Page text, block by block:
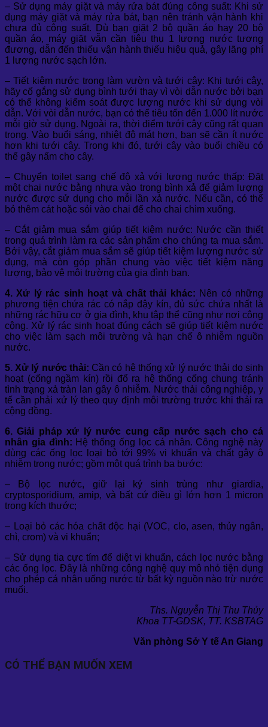
– Sử dụng máy giặt và máy rửa bát đúng công suất: Khi sử
dụng máy giặt và máy rửa bát, bạn nên tránh vận hành khi
chưa đủ công suất. Dù bạn giặt 2 bộ quần áo hay 20 bộ
quần áo, máy giặt vẫn cần tiêu thụ 1 lượng nước tương
đương, dẫn đến thiếu vận hành thiếu hiệu quả, gây lãng phí
1 lượng nước sạch lớn.
– Tiết kiệm nước trong làm vườn và tưới cây: Khi tưới cây,
hãy cố gắng sử dụng bình tưới thay vì vòi dẫn nước bởi bạn
có thể không kiểm soát được lượng nước khi sử dụng vòi
dẫn. Với vòi dẫn nước, bạn có thể tiêu tốn đến 1.000 lít nước
mỗi giờ sử dụng. Ngoài ra, thời điểm tưới cây cũng rất quan
trọng. Vào buổi sáng, nhiệt độ mát hơn, bạn sẽ cần ít nước
hơn khi tưới cây. Trong khi đó, tưới cây vào buổi chiều có
thể gây nấm cho cây.
– Chuyển toilet sang chế độ xả với lượng nước thấp: Đặt
một chai nước bằng nhựa vào trong bình xả để giảm lượng
nước được sử dụng cho mỗi lần xả nước. Nếu cần, có thể
bỏ thêm cát hoặc sỏi vào chai để cho chai chìm xuống.
– Cắt giảm mua sắm giúp tiết kiệm nước: Nước cần thiết
trong quá trình làm ra các sản phẩm cho chúng ta mua sắm.
Bởi vậy, cắt giảm mua sắm sẽ giúp tiết kiệm lượng nước sử
dụng, mà còn góp phần chung vào việc tiết kiệm năng
lượng, bảo vệ môi trường của gia đình bạn.
4. Xử lý rác sinh hoạt và chất thải khác: Nên có những
phương tiện chứa rác có nắp đậy kín, đủ sức chứa nhất là
những rác hữu cơ ở gia đình, khu tập thể cũng như nơi công
cộng. Xử lý rác sinh hoạt đúng cách sẽ giúp tiết kiệm nước
cho việc làm sạch môi trường và hạn chế ô nhiễm nguồn
nước.
5. Xử lý nước thải: Cần có hệ thống xử lý nước thải do sinh
hoạt (cống ngầm kín) rồi đổ ra hệ thống cống chung tránh
tình trạng xả tràn lan gây ô nhiễm. Nước thải công nghiệp, y
tế cần phải xử lý theo quy định môi trường trước khi thải ra
cộng đồng.
6. Giải pháp xử lý nước cung cấp nước sạch cho cá
nhân gia đình: Hệ thống ống lọc cá nhân. Công nghệ này
dùng các ống lọc loại bỏ tới 99% vi khuẩn và chất gây ô
nhiễm trong nước; gồm một quá trình ba bước:
– Bộ lọc nước, giữ lại ký sinh trùng như giardia,
cryptosporidium, amip, và bất cứ điều gì lớn hơn 1 micron
trong kích thước;
– Loại bỏ các hóa chất độc hại (VOC, clo, asen, thủy ngân,
chì, crom) và vi khuẩn;
– Sử dụng tia cực tím để diệt vi khuẩn, cách lọc nước bằng
các ống lọc. Đây là những công nghệ quy mô nhỏ tiện dụng
cho phép cá nhân uống nước từ bất kỳ nguồn nào trừ nước
muối.
Ths. Nguyễn Thị Thu Thủy
Khoa TT-GDSK, TT. KSBTAG
Văn phòng Sở Y tế An Giang
CÓ THỂ BẠN MUỐN XEM